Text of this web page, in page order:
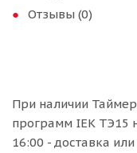
Отзывы (0)
При наличии
программ IEK ТЭ15
16:00 - доставка